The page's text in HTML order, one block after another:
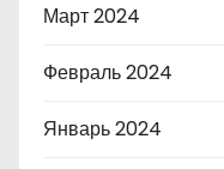
Март 2024
Февраль 2024
Январь 2024